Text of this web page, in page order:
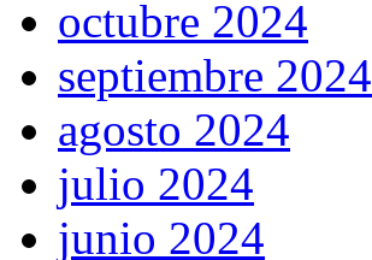
octubre 2024
septiembre 2024
agosto 2024
julio 2024
junio 2024